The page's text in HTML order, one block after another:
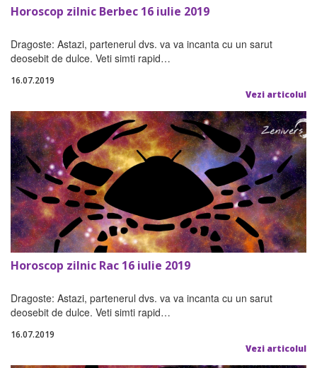
Horoscop zilnic Berbec 16 iulie 2019
Dragoste: Astazi, partenerul dvs. va va incanta cu un sarut
deosebit de dulce. Veti simti rapid…
16.07.2019
Vezi articolul
Horoscop zilnic Rac 16 iulie 2019
Dragoste: Astazi, partenerul dvs. va va incanta cu un sarut
deosebit de dulce. Veti simti rapid…
16.07.2019
Vezi articolul